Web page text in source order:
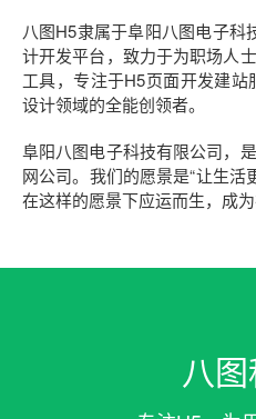
八图H5隶属于阜阳八图电子
计开发平台，致力于为职场人
工具，专注于H5页面开发建
设计领域的全能创领者。
阜阳八图电子科技有限公司，
网公司。我们的愿景是“让生活
在这样的愿景下应运而生，成
八